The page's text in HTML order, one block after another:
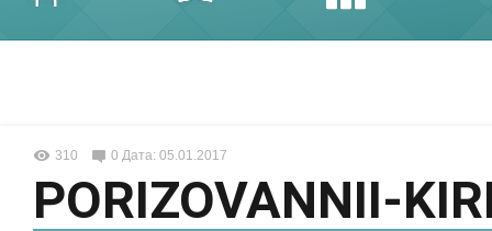
310 0 Дата: 05.01.2017
PORIZOVANNII-